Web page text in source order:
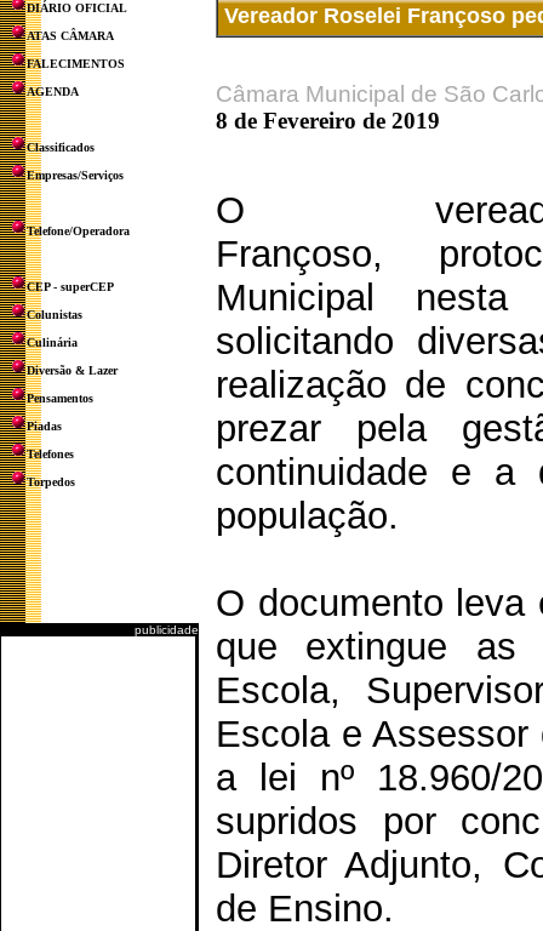
DIÁRIO OFICIAL
ATAS CÂMARA
FALECIMENTOS
AGENDA
Classificados
Empresas/Serviços
Telefone/Operadora
CEP - superCEP
Colunistas
Culinária
Diversão & Lazer
Pensamentos
Piadas
Telefones
Torpedos
publicidade
Vereador Roselei Françoso
Câmara Municipal de São
8 de Fevereiro de 2019
O
Françoso,
Municipal nesta
solicitando
realização de
prezar pela
continuidade e a
população.
O documento leva
que extingue as
Escola,
Escola e
a lei nº 18.960/
supridos por
Diretor Adjunto,
de Ensino.